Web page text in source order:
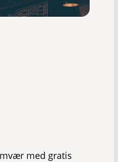
med gratis